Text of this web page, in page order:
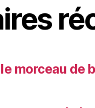
le morceau de